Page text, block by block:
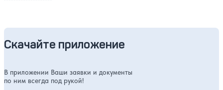
Скачайте приложение
В приложении Ваши заявки и документы
по ним всегда под рукой!